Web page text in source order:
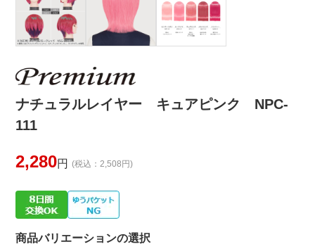
ナチュラルレイヤー キュアピンク NPC-
111
2,280円 (税込：2,508円)
商品バリエーションの選択